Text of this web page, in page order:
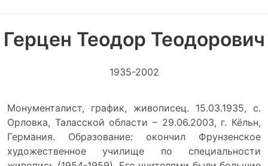
Герцен Теодор Теодорович
1935-2002
Монументалист, график, живописец. 15.03.1935, с.
Орловка, Таласской области – 29.06.2003, г. Кёльн,
Германия. Образование: окончил Фрунзенское
художественное училище по специальности